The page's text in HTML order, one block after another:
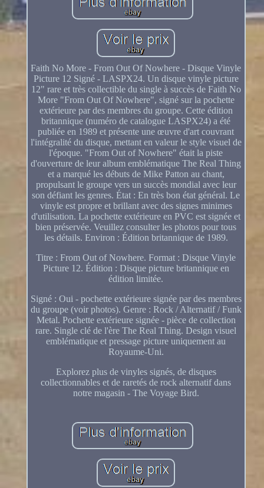
Faith No More - From Out Of Nowhere - Disque Vinyle
Picture 12 Signé - LASPX24. Un disque vinyle picture
12" rare et très collectible du single à succès de Faith No
More "From Out Of Nowhere", signé sur la pochette
extérieure par des membres du groupe. Cette édition
britannique (numéro de catalogue LASPX24) a été
publiée en 1989 et présente une œuvre d'art couvrant
l'intégralité du disque, mettant en valeur le style visuel de
l'époque. "From Out of Nowhere" était la piste
d'ouverture de leur album emblématique The Real Thing
et a marqué les débuts de Mike Patton au chant,
propulsant le groupe vers un succès mondial avec leur
son défiant les genres. État : En très bon état général. Le
vinyle est propre et brillant avec des signes minimes
d'utilisation. La pochette extérieure en PVC est signée et
bien préservée. Veuillez consulter les photos pour tous
les détails. Environ : Édition britannique de 1989.
Titre : From Out of Nowhere. Format : Disque Vinyle
Picture 12. Édition : Disque picture britannique en
édition limitée.
Signé : Oui - pochette extérieure signée par des membres
du groupe (voir photos). Genre : Rock / Alternatif / Funk
Metal. Pochette extérieure signée - pièce de collection
rare. Single clé de l'ère The Real Thing. Design visuel
emblématique et pressage picture uniquement au
Royaume-Uni.
Explorez plus de vinyles signés, de disques
collectionnables et de raretés de rock alternatif dans
notre magasin - The Voyage Bird.